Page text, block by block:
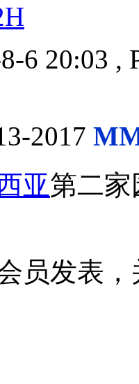
6 20:03 ,
2017
亚第二
员发表